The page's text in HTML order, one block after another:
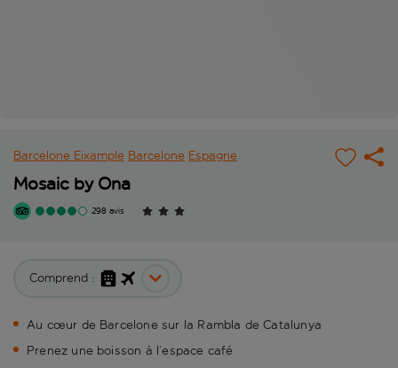
Barcelone Eixample Barcelone Espagne
Mosaic by Ona
298 avis
Comprend :
Au cœur de Barcelone sur la Rambla de Catalunya
Prenez une boisson à l’espace café